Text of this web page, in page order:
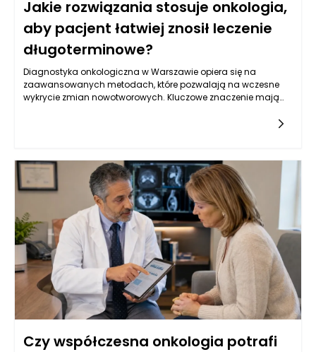
Jakie rozwiązania stosuje onkologia,
aby pacjent łatwiej znosił leczenie
długoterminowe?
Diagnostyka onkologiczna w Warszawie opiera się na
zaawansowanych metodach, które pozwalają na wczesne
wykrycie zmian nowotworowych. Kluczowe znaczenie mają
tym oznaczenia markerów nowotworowych w krwi, które mogą
wskazywać na obecność choroby. W Warszawie, dzięki
postępowi w dziedzinie genetyki, coraz częściej stosuje się
również badania molekularne, które identyfikują mutacje
genów związanych z nowotworami, co pozwala na bardziej
spersonalizowane podejście do leczenia. Kluczowe jest
zrozumienie, że wczesne wykrycie choroby zwiększa szanse na
skuteczne leczenie oraz poprawia komfort życia pacjentów.
Czy współczesna onkologia potrafi